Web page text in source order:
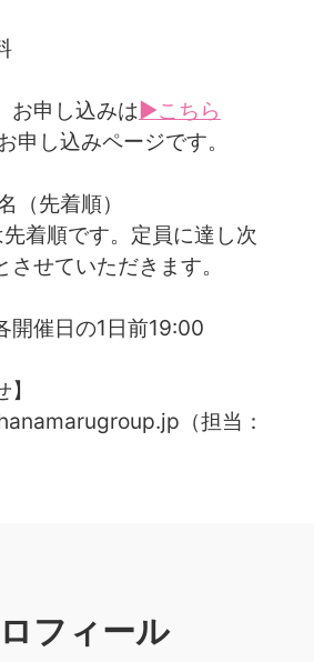
お申し込みは▶こちら
申し込みページです。
（先着順）
着順です。定員に達し次
せていただきます。
開催日の1日前19:00
（担当：
フィール